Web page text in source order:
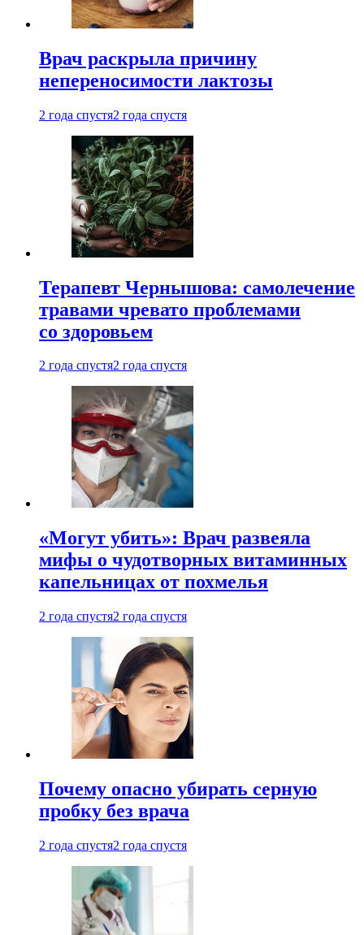
Врач раскрыла причину
непереносимости лактозы
2 года спустя2 года спустя
Терапевт Чернышова: самолечение
травами чревато проблемами
со здоровьем
2 года спустя2 года спустя
«Могут убить»: Врач развеяла
мифы о чудотворных витаминных
капельницах от похмелья
2 года спустя2 года спустя
Почему опасно убирать серную
пробку без врача
2 года спустя2 года спустя